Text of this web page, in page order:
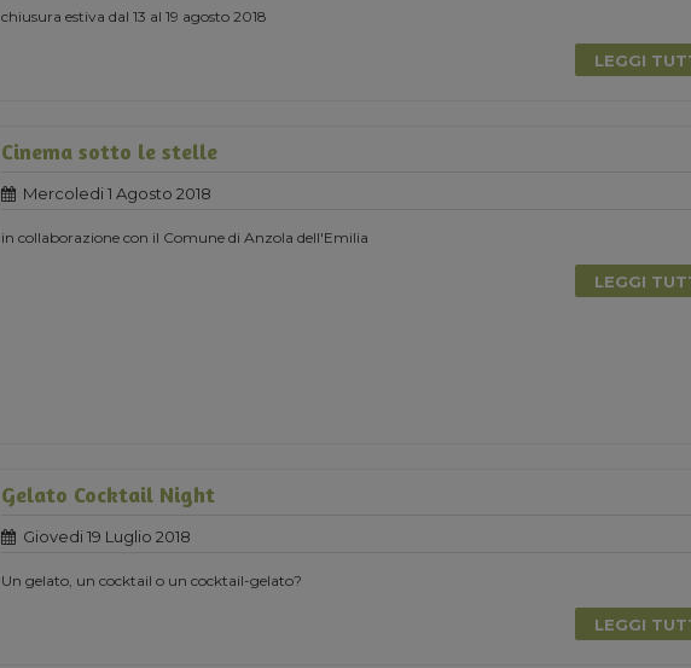
chiusura estiva dal 13 al 19 agosto 2018
LEGGI
Cinema sotto le stelle
Mercoledi 1 Agosto 2018
in collaborazione con il Comune di Anzola dell'Emilia
LEGGI
Gelato Cocktail Night
Giovedi 19 Luglio 2018
Un gelato, un cocktail o un cocktail-gelato?
LEGGI